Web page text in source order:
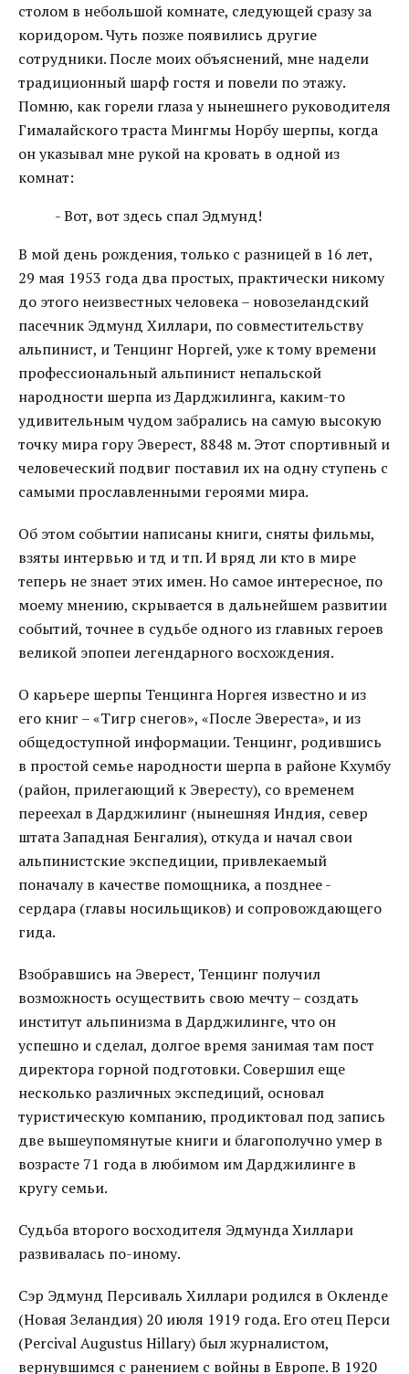
столом в небольшой комнате, следующей сразу за
коридором. Чуть позже появились другие
сотрудники. После моих объяснений, мне надели
традиционный шарф гостя и повели по этажу.
Помню, как горели глаза у нынешнего руководителя
Гималайского траста Мингмы Норбу шерпы, когда
он указывал мне рукой на кровать в одной из
комнат:
- Вот, вот здесь спал Эдмунд!
В мой день рождения, только с разницей в 16 лет,
29 мая 1953 года два простых, практически никому
до этого неизвестных человека – новозеландский
пасечник Эдмунд Хиллари, по совместительству
альпинист, и Тенцинг Норгей, уже к тому времени
профессиональный альпинист непальской
народности шерпа из Дарджилинга, каким-то
удивительным чудом забрались на самую высокую
точку мира гору Эверест, 8848 м. Этот спортивный и
человеческий подвиг поставил их на одну ступень с
самыми прославленными героями мира.
Об этом событии написаны книги, сняты фильмы,
взяты интервью и тд и тп. И вряд ли кто в мире
теперь не знает этих имен. Но самое интересное, по
моему мнению, скрывается в дальнейшем развитии
событий, точнее в судьбе одного из главных героев
великой эпопеи легендарного восхождения.
О карьере шерпы Тенцинга Норгея известно и из
его книг – «Тигр снегов», «После Эвереста», и из
общедоступной информации. Тенцинг, родившись
в простой семье народности шерпа в районе Кхумбу
(район, прилегающий к Эвересту), со временем
переехал в Дарджилинг (нынешняя Индия, север
штата Западная Бенгалия), откуда и начал свои
альпинистские экспедиции, привлекаемый
поначалу в качестве помощника, а позднее -
сердара (главы носильщиков) и сопровождающего
гида.
Взобравшись на Эверест, Тенцинг получил
возможность осуществить свою мечту – создать
институт альпинизма в Дарджилинге, что он
успешно и сделал, долгое время занимая там пост
директора горной подготовки. Совершил еще
несколько различных экспедиций, основал
туристическую компанию, продиктовал под запись
две вышеупомянутые книги и благополучно умер в
возрасте 71 года в любимом им Дарджилинге в
кругу семьи.
Судьба второго восходителя Эдмунда Хиллари
развивалась по-иному.
Сэр Эдмунд Персиваль Хиллари родился в Окленде
(Новая Зеландия) 20 июля 1919 года. Его отец Перси
(Percival Augustus Hillary) был журналистом,
вернувшимся с ранением с войны в Европе. В 1920